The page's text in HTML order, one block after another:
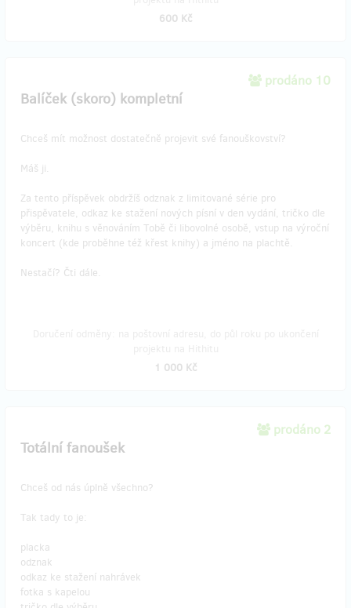
600 Kč
prodáno 10
Balíček (skoro) kompletní
Chceš mít možnost dostatečně projevit své fanouškovství?
Máš ji.
Za tento příspěvek obdržíš odznak z limitované série pro
přispěvatele, odkaz ke stažení nových písní v den vydání, tričko dle
výběru, knihu s věnováním Tobě či libovolné osobě, vstup na výroční
koncert (kde proběhne též křest knihy) a jméno na plachtě.
Nestačí? Čti dále.
1 000 Kč
prodáno 2
Totální fanoušek
Chceš od nás úplně všechno?
Tak tady to je:
placka
odznak
odkaz ke stažení nahrávek
fotka s kapelou